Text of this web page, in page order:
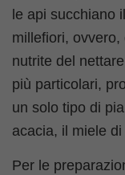
le api succhiano
millefiori,
nutrite del
più particolari,
un solo tipo di
acacia, il miele
Per le